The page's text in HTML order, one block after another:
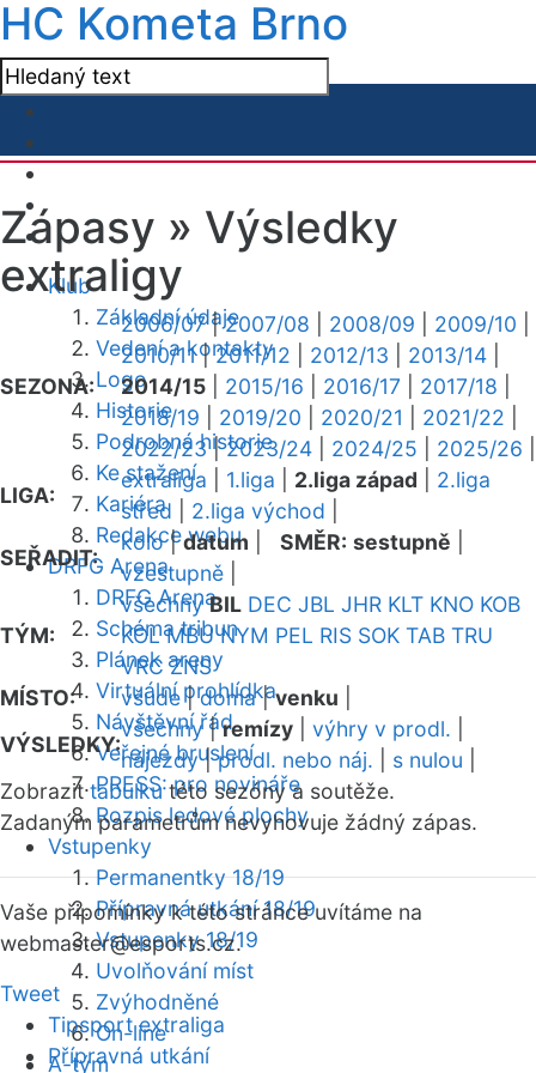
HC Kometa Brno
Klub
Základní údaje
Vedení a kontakty
Logo
Historie
Podrobná historie
Ke stažení
Kariéra
Redakce webu
DRFG Arena
DRFG Arena
Schéma tribun
Plánek areny
Virtuální prohlídka
Návštěvní řád
Veřejné bruslení
PRESS: pro novináře
Rozpis ledové plochy
Vstupenky
Permanentky 18/19
Přípravná utkání 18/19
Vstupenky 18/19
Uvolňování míst
Zvýhodněné
On-line
A-tým
Zápasy » Výsledky
extraligy
SEZONA:
2006/07|2007/08 2008/09 2009/10
2010/11|2011/12 2012/13 2013/14
2014/15
2015/16 2016/17 2017/18
2018/19
2019/20 2020/21 2021/22
2022/23|2023/24 2024/25 2025/26
LIGA:
extraliga 1.liga 2.liga západ
2.liga
střed
2.liga východ
SEŘADIT:
kolo|datum SMĚR: sestupně
vzestupně
TÝM:
všechny BIL DEC JBL JHR KLT KNO KOB
KOL MBU NYM PEL RIS SOK TAB TRU
VRC ZNS
MÍSTO:
všude|doma|venku
VÝSLEDKY:
všechny|remízy výhry v prodl.
nájezdy|prodl. nebo náj. s nulou
Zobrazittabulkutéto sezóny a soutěže.
Zadaným parametrům nevyhovuje žádný zápas.
Vaše připomínky k této stránce uvítáme na
webmaster@esports.cz.
Tweet
Tipsport extraliga
Přípravná utkání